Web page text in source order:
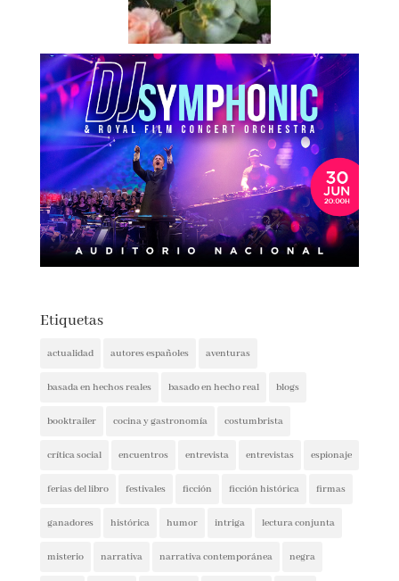
Etiquetas
actualidad autores españoles aventuras
basada en hechos reales basado en hecho real blogs
booktrailer cocina y gastronomía costumbrista
crítica social encuentros entrevista entrevistas espionaje
ferias del libro festivales ficción ficción histórica firmas
ganadores histórica humor intriga lectura conjunta
misterio narrativa narrativa contemporánea negra